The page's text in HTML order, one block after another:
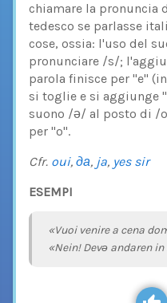
chiamare la pronuncia
tedesco se parlasse
cose, ossia: l'uso del
pronunciare /s/;
parola finisce per "e"
si toglie e si aggiunge
suono /ə/ al posto di /
per "o".
Cfr. oui, да, ja, yes sir
ESEMPI
«Vuoi venire a cena
«Nein! Devə andaren